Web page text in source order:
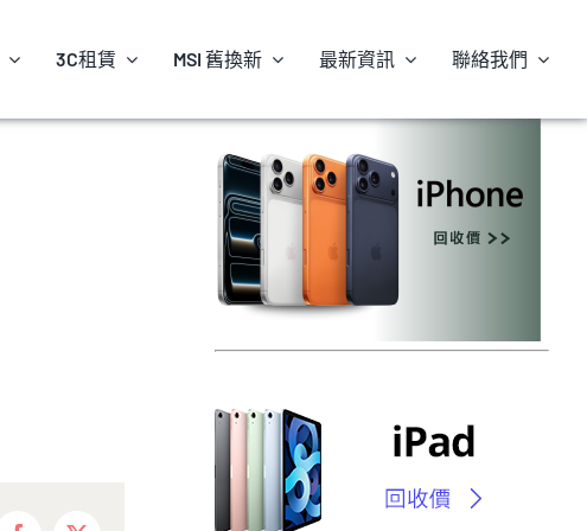
3C租賃 MSI 舊換新 最新資訊 聯絡我們